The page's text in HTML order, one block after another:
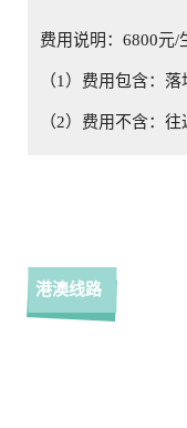
费用说明：6800元/
（1）费用包含：
（2）费用不含：
港澳线路